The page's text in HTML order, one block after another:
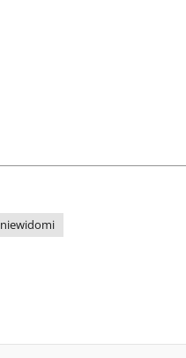
niewidomi